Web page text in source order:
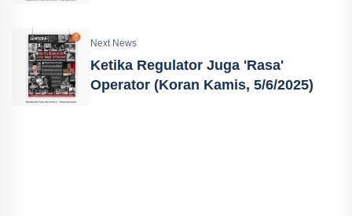
Next News
Ketika Regulator Juga 'Rasa'
Operator (Koran Kamis, 5/6/2025)